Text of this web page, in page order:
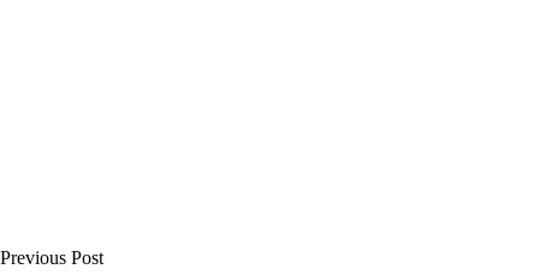
Previous Post